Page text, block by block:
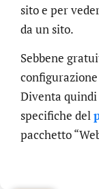
sito e per
da un sito.
Sebbene
Diventa
specifiche del
pacchetto